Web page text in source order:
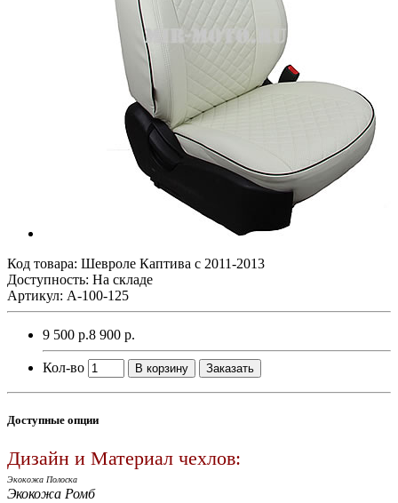
Код товара: Шевроле Каптива с 2011-2013
Доступность: На складе
Артикул: A-100-125
9 500 р.8 900 р.
Кол-во В корзину Заказать
Доступные опции
Дизайн и Материал чехлов:
Экокожа Полоска
Экокожа Ромб